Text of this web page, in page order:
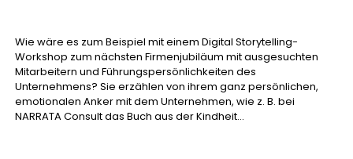
Wie wäre es zum Beispiel mit einem Digital Storytelling-
Workshop zum nächsten Firmenjubiläum mit ausgesuchten
Mitarbeitern und Führungspersönlichkeiten des
Unternehmens? Sie erzählen von ihrem ganz persönlichen,
emotionalen Anker mit dem Unternehmen, wie z. B. bei
NARRATA Consult das Buch aus der Kindheit…